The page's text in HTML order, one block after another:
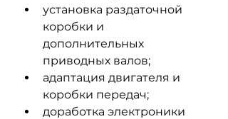
установка раздаточной
коробки и
дополнительных
приводных валов;
адаптация двигателя и
коробки передач;
доработка электроники